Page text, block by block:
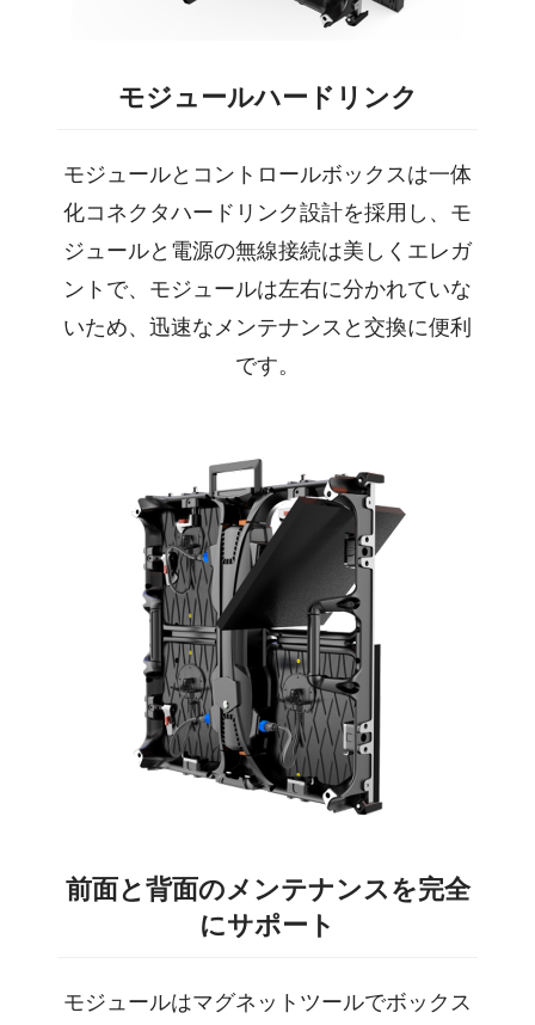
モジュールハードリンク
モジュールとコントロールボックスは一体
化コネクタハードリンク設計を採用し、モ
ジュールと電源の無線接続は美しくエレガ
ントで、モジュールは左右に分かれていな
いため、迅速なメンテナンスと交換に便利
です。
前面と背面のメンテナンスを完全
にサポート
モジュールはマグネットツールでボックス